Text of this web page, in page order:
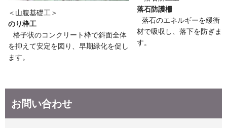
＜山腹基礎工＞
のり枠工
格子状のコンクリート枠で斜面全体
を抑えて安定を図り、早期緑化を促し
ます。
落石防護柵
落石のエネルギーを緩衝
材で吸収し、落下を防ぎま
す。
お問い合わせ